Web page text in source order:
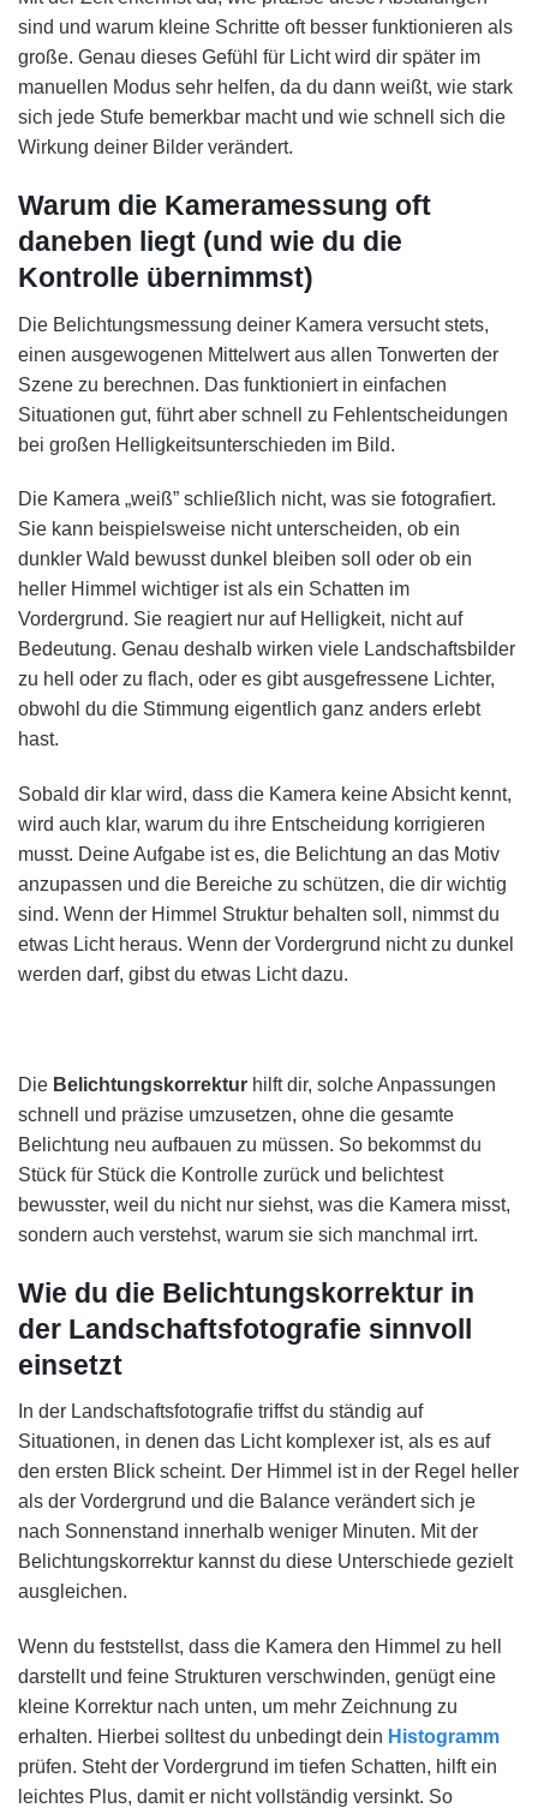
sind und warum kleine Schritte oft besser funktionieren als
große. Genau dieses Gefühl für Licht wird dir später im
manuellen Modus sehr helfen, da du dann weißt, wie stark
sich jede Stufe bemerkbar macht und wie schnell sich die
Wirkung deiner Bilder verändert.
Warum die Kameramessung oft
daneben liegt (und wie du die
Kontrolle übernimmst)
Die Belichtungsmessung deiner Kamera versucht stets,
einen ausgewogenen Mittelwert aus allen Tonwerten der
Szene zu berechnen. Das funktioniert in einfachen
Situationen gut, führt aber schnell zu Fehlentscheidungen
bei großen Helligkeitsunterschieden im Bild.
Die Kamera „weiß” schließlich nicht, was sie fotografiert.
Sie kann beispielsweise nicht unterscheiden, ob ein
dunkler Wald bewusst dunkel bleiben soll oder ob ein
heller Himmel wichtiger ist als ein Schatten im
Vordergrund. Sie reagiert nur auf Helligkeit, nicht auf
Bedeutung. Genau deshalb wirken viele Landschaftsbilder
zu hell oder zu flach, oder es gibt ausgefressene Lichter,
obwohl du die Stimmung eigentlich ganz anders erlebt
hast.
Sobald dir klar wird, dass die Kamera keine Absicht kennt,
wird auch klar, warum du ihre Entscheidung korrigieren
musst. Deine Aufgabe ist es, die Belichtung an das Motiv
anzupassen und die Bereiche zu schützen, die dir wichtig
sind. Wenn der Himmel Struktur behalten soll, nimmst du
etwas Licht heraus. Wenn der Vordergrund nicht zu dunkel
werden darf, gibst du etwas Licht dazu.
Die Belichtungskorrektur hilft dir, solche Anpassungen
schnell und präzise umzusetzen, ohne die gesamte
Belichtung neu aufbauen zu müssen. So bekommst du
Stück für Stück die Kontrolle zurück und belichtest
bewusster, weil du nicht nur siehst, was die Kamera misst,
sondern auch verstehst, warum sie sich manchmal irrt.
Wie du die Belichtungskorrektur in
der Landschaftsfotografie sinnvoll
einsetzt
In der Landschaftsfotografie triffst du ständig auf
Situationen, in denen das Licht komplexer ist, als es auf
den ersten Blick scheint. Der Himmel ist in der Regel heller
als der Vordergrund und die Balance verändert sich je
nach Sonnenstand innerhalb weniger Minuten. Mit der
Belichtungskorrektur kannst du diese Unterschiede gezielt
ausgleichen.
Wenn du feststellst, dass die Kamera den Himmel zu hell
darstellt und feine Strukturen verschwinden, genügt eine
kleine Korrektur nach unten, um mehr Zeichnung zu
erhalten. Hierbei solltest du unbedingt dein Histogramm
prüfen. Steht der Vordergrund im tiefen Schatten, hilft ein
leichtes Plus, damit er nicht vollständig versinkt. So